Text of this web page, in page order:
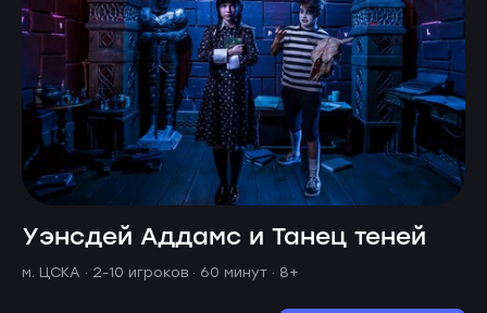
Уэнсдей Аддамс и Танец теней
м. ЦСКА · 2-10 игроков · 60 минут · 8+